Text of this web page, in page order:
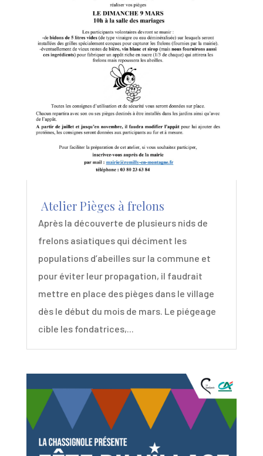
Atelier Pièges à frelons
Après la découverte de plusieurs nids de
frelons asiatiques qui déciment les
populations d’abeilles sur la commune et
pour éviter leur propagation, il faudrait
mettre en place des pièges dans le village
dès le début du mois de mars. Le piégeage
cible les fondatrices,...